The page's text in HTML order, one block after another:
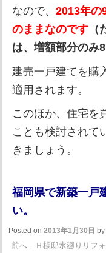
なので、2013年の
のままなのです
は、増額部分のみ
建売一戸建てを購
適用されます。
このほか、住宅を
ことも検討されて
きましょう。
福岡県で新築一戸
い。
Posted on 2013年1月30日 by
前へ…Ｈ様邸水廻りリフ